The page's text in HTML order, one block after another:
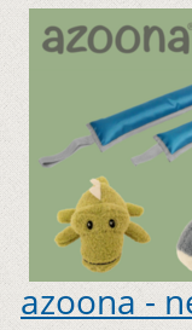
azoona -